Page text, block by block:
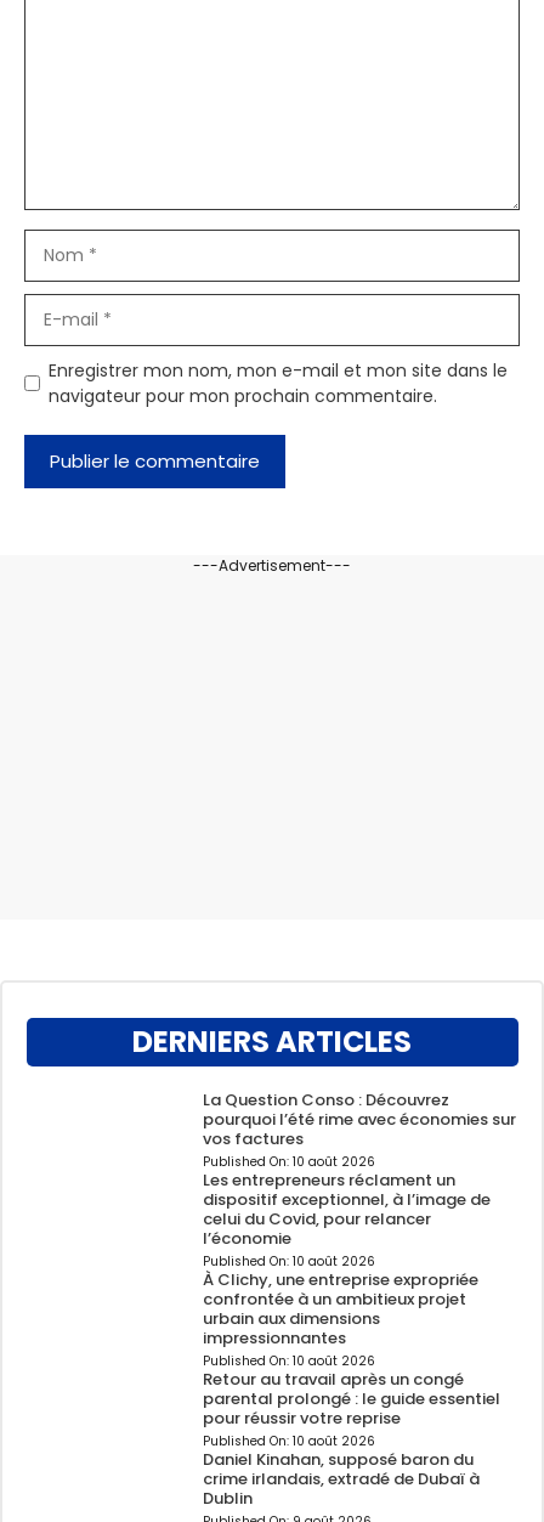
mail
Enregistrer mon nom, mon e-mail et mon site dans le
navigateur pour mon prochain commentaire.
---Advertisement---
DERNIERS ARTICLES
La Question Conso : Découvrez
pourquoi l’été rime avec économies sur
vos factures
Published On: 10 août 2026
Les entrepreneurs réclament un
dispositif exceptionnel, à l’image de
celui du Covid, pour relancer
l’économie
Published On: 10 août 2026
À Clichy, une entreprise expropriée
confrontée à un ambitieux projet
urbain aux dimensions
impressionnantes
Published On: 10 août 2026
Retour au travail après un congé
parental prolongé : le guide essentiel
pour réussir votre reprise
Published On: 10 août 2026
Daniel Kinahan, supposé baron du
crime irlandais, extradé de Dubaï à
Dublin